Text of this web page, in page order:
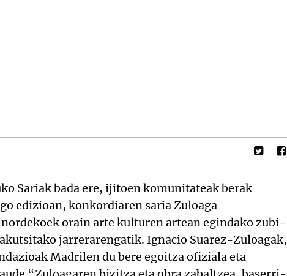
Sariak bada ere, ijitoen komunitateak berak
edizioan, konkordiaren saria Zuloaga
orain arte kulturen artean egindako zubi-
jarrerarengatik. Ignacio Suarez-Zuloagak,
Madrilen du bere egoitza ofiziala eta